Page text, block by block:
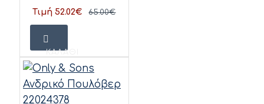
Τιμή 52.02€ 65.00€
ΚΑΛΆΘΙ